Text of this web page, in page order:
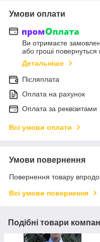
Умови оплати
Ви отримаєте
або гроші повернуться
Детальніше
Післяплата
Оплата на рахунок
Оплата за реквізитами
Всі умови оплати
Умови повернення
Повернення товару
Всі умови повернення
Подібні товари